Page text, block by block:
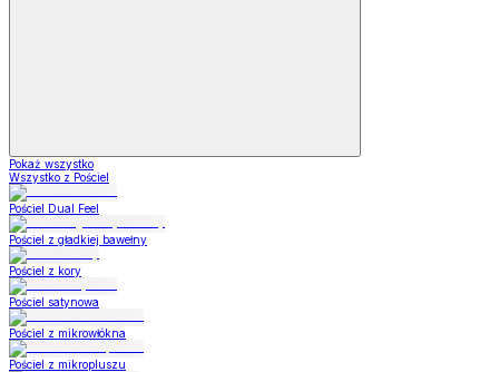
Pokaż wszystko
Wszystko z Pościel
Pościel Dual Feel
Pościel z gładkiej bawełny
Pościel z kory
Pościel satynowa
Pościel z mikrowłókna
Pościel z mikropluszu